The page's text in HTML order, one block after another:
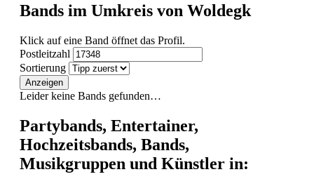
Bands im Umkreis von Woldegk
Klick auf eine Band öffnet das Profil.
Postleitzahl
Sortierung
Anzeigen
Leider keine Bands gefunden…
Partybands, Entertainer,
Hochzeitsbands, Bands,
Musikgruppen und Künstler in: